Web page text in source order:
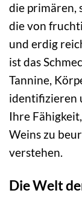
die primären,
die von
und erdig
ist das
Tannine,
identifizieren
Ihre
Weins zu
verstehen.
Die Welt